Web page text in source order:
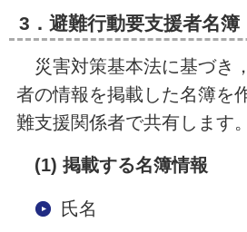
3．避難行動要支援者名簿
災害対策基本法に基づき
者の情報を掲載した名簿を
難支援関係者で共有します。
(1) 掲載する名簿情報
氏名